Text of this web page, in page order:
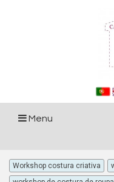
Menu
Workshop costura criativa